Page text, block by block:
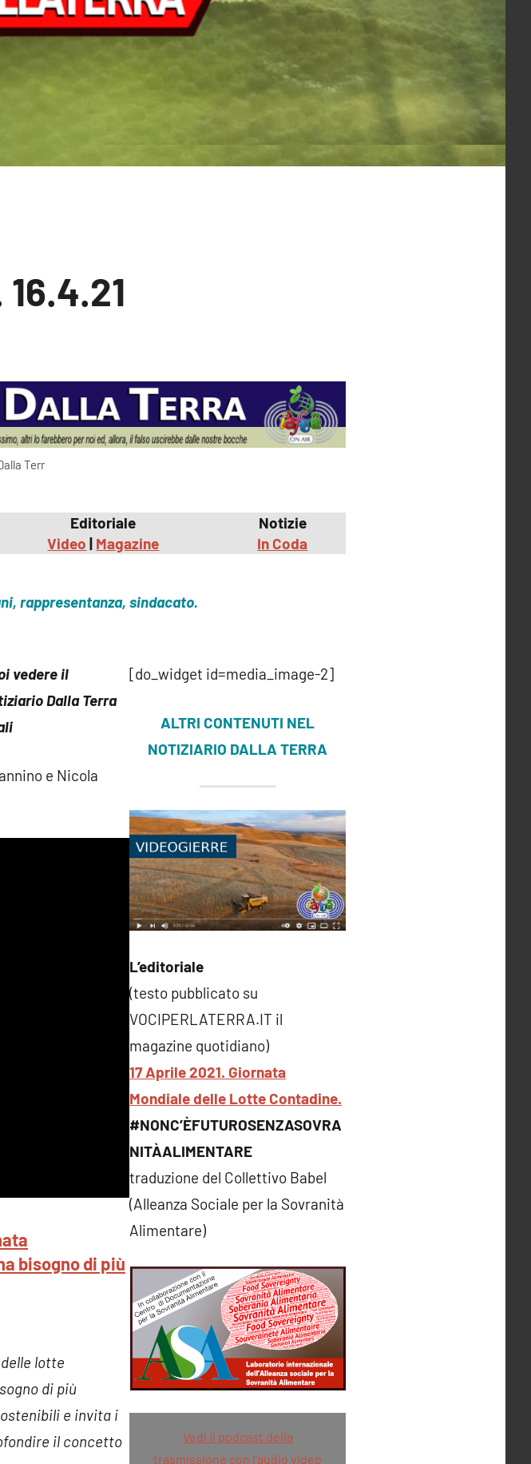
Terr
Editoriale
Video | Magazine
Notizie
In Coda
rappresentanza, sindacato.
vedere il
Dalla Terra
e Nicola
bisogno di più
lotte
di più
e invita i
il concetto
[do_widget id=media_image-2]
ALTRI CONTENUTI NEL
NOTIZIARIO DALLA TERRA
L’editoriale
(testo pubblicato su
VOCIPERLATERRA.IT il
magazine quotidiano)
17 Aprile 2021. Giornata
Mondiale delle Lotte Contadine.
#NONC’ÈFUTUROSENZASOVRA
NITÀALIMENTARE
traduzione del Collettivo Babel
(Alleanza Sociale per la Sovranità
Alimentare)
Vedi il podcast della
trasmissione con l’audio video